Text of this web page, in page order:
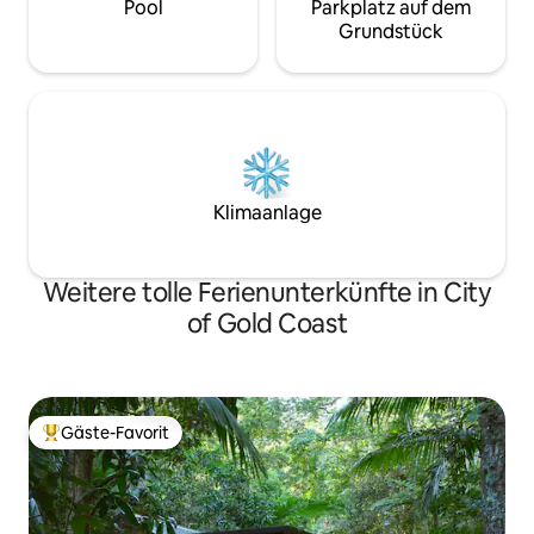
Pool
Parkplatz auf dem
Grundstück
Klimaanlage
Weitere tolle Ferienunterkünfte in City
of Gold Coast
Beliebter Gäste-Favorit.
Gäste-Favorit